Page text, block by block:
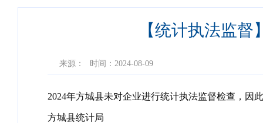
【统计执法监
来源： 时间：2024-08-09
2024年方城县未对企业进行统计执法监督检查，因
方城县统计局